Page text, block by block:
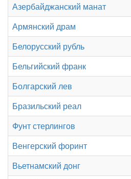
Азербайджанский манат
Армянский драм
Белорусский рубль
Бельгийский франк
Болгарский лев
Бразильский реал
Фунт стерлингов
Венгерский форинт
Вьетнамский донг